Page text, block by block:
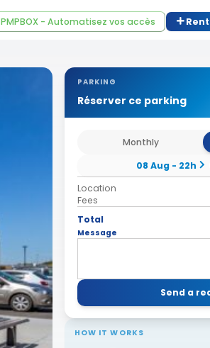
PMPBOX - Automatisez vos accès
PARKING
Réserver ce parking
Monthly
08 Aug - 22h
Location
Fees
Total
Message
Send a
HOW IT WORKS